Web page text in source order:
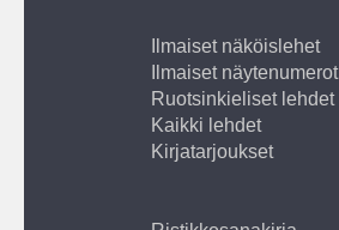
Ilmaiset näköislehet
Ilmaiset näytenumerot
Ruotsinkieliset lehdet
Kaikki lehdet
Kirjatarjoukset